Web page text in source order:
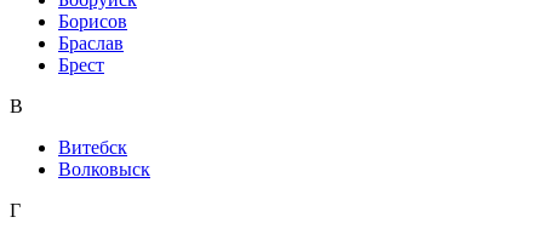
Борисов
Браслав
Брест
В
Витебск
Волковыск
Г